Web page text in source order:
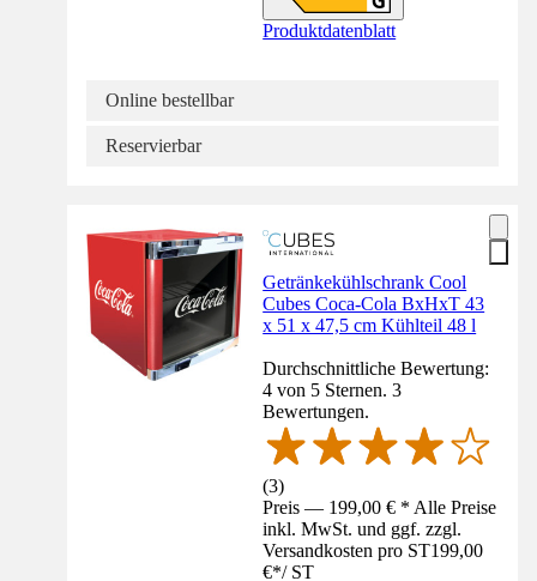
Produktdatenblatt
Online bestellbar
Reservierbar
Getränkekühlschrank Cool
Cubes Coca-Cola BxHxT 43
x 51 x 47,5 cm Kühlteil 48 l
Durchschnittliche Bewertung:
4 von 5 Sternen. 3
Bewertungen.
(3)
Preis — 199,00 € * Alle Preise
inkl. MwSt. und ggf. zzgl.
Versandkosten pro ST199,00
€*/ ST